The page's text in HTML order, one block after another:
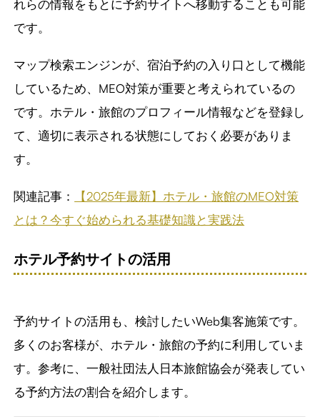
れらの情報をもとに予約サイトへ移動することも可能
です。
マップ検索エンジンが、宿泊予約の入り口として機能
しているため、MEO対策が重要と考えられているの
です。ホテル・旅館のプロフィール情報などを登録し
て、適切に表示される状態にしておく必要がありま
す。
関連記事：
【2025年最新】ホテル・旅館のMEO対策
とは？今すぐ始められる基礎知識と実践法
ホテル予約サイトの活用
予約サイトの活用も、検討したいWeb集客施策です。
多くのお客様が、ホテル・旅館の予約に利用していま
す。参考に、一般社団法人日本旅館協会が発表してい
る予約方法の割合を紹介します。